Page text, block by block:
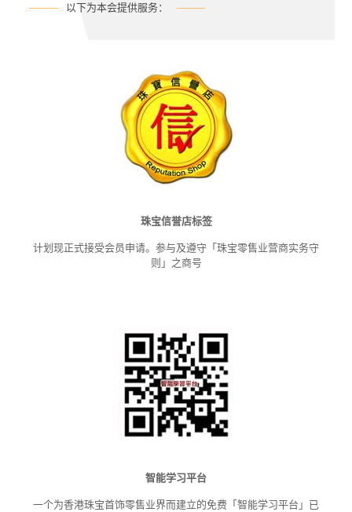
以下为本会提供服务：
珠宝信誉店标签
计划现正式接受会员申请。参与及遵守「珠宝零售业营商实务守
则」之商号
智能学习平台
一个为香港珠宝首饰零售业界而建立的免费「智能学习平台」已